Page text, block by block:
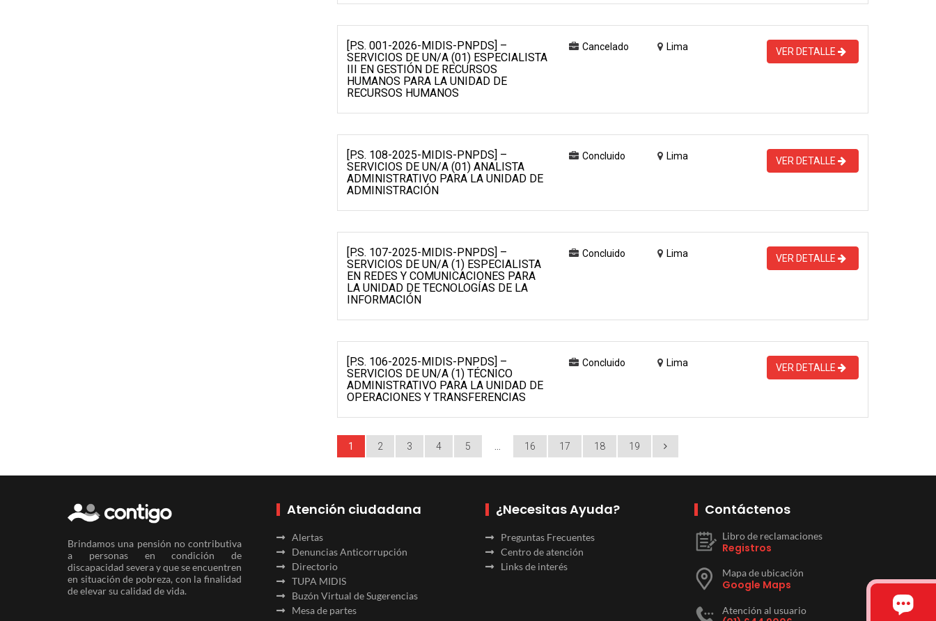
[P.S. 001-2026-MIDIS-PNPDS] –
SERVICIOS DE UN/A (01) ESPECIALISTA
III EN GESTIÓN DE RECURSOS
HUMANOS PARA LA UNIDAD DE
RECURSOS HUMANOS
Cancelado Lima VER DETALLE
[P.S. 108-2025-MIDIS-PNPDS] –
SERVICIOS DE UN/A (01) ANALISTA
ADMINISTRATIVO PARA LA UNIDAD DE
ADMINISTRACIÓN
Concluido Lima VER DETALLE
[P.S. 107-2025-MIDIS-PNPDS] –
SERVICIOS DE UN/A (1) ESPECIALISTA
EN REDES Y COMUNICACIONES PARA
LA UNIDAD DE TECNOLOGÍAS DE LA
INFORMACIÓN
Concluido Lima VER DETALLE
[P.S. 106-2025-MIDIS-PNPDS] –
SERVICIOS DE UN/A (1) TÉCNICO
ADMINISTRATIVO PARA LA UNIDAD DE
OPERACIONES Y TRANSFERENCIAS
Concluido Lima VER DETALLE
1 2 3 4 5 16 17 18 19
Brindamos una pensión no contributiva
a personas en condición de
discapacidad severa y que se encuentren
en situación de pobreza, con la finalidad
de elevar su calidad de vida.
Atención ciudadana
Alertas
Denuncias Anticorrupción
Directorio
TUPA MIDIS
Buzón Virtual de Sugerencias
Mesa de partes
¿Necesitas Ayuda?
Preguntas Frecuentes
Centro de atención
Links de interés
Contáctenos
Libro de reclamaciones
Registros
Mapa de ubicación
Google Maps
Atención al usuario